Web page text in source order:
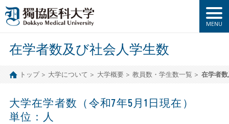
在学者数及び社会人学生数
トップ 大学について 大学概要 教員数・学生数一覧 在学者
大学在学者数（令和7年5月1日現在）
単位：人